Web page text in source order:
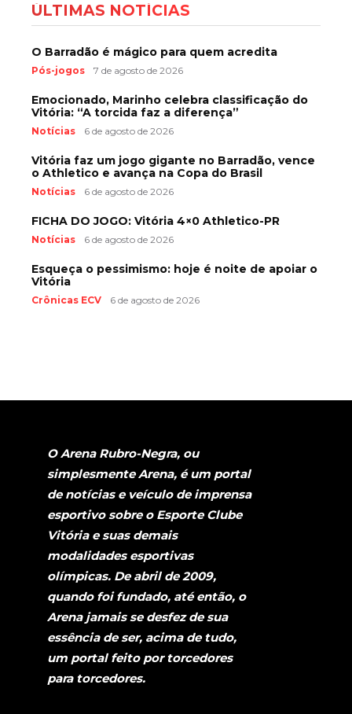
ÚLTIMAS NOTÍCIAS
O Barradão é mágico para quem acredita
Pós-jogos 7 de agosto de 2026
Emocionado, Marinho celebra classificação do
Vitória: “A torcida faz a diferença”
Notícias 6 de agosto de 2026
Vitória faz um jogo gigante no Barradão, vence
o Athletico e avança na Copa do Brasil
Notícias 6 de agosto de 2026
FICHA DO JOGO: Vitória 4×0 Athletico-PR
Notícias 6 de agosto de 2026
Esqueça o pessimismo: hoje é noite de apoiar o
Vitória
Crônicas ECV 6 de agosto de 2026
O Arena Rubro-Negra, ou
simplesmente Arena, é um portal
de notícias e veículo de imprensa
esportivo sobre o Esporte Clube
Vitória e suas demais
modalidades esportivas
olímpicas. De abril de 2009,
quando foi fundado, até então, o
Arena jamais se desfez de sua
essência de ser, acima de tudo,
um portal feito por torcedores
para torcedores.